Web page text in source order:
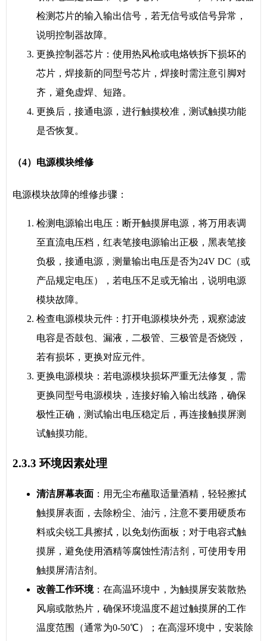
检测芯片的输入输出信号，若无信号或信号异常，
说明控制器故障。
更换控制器芯片：使用热风枪或电烙铁拆下损坏的
芯片，焊接新的同型号芯片，焊接时需注意引脚对
齐，避免虚焊、短路。
更换后，接通电源，进行触摸校准，测试触摸功能
是否恢复。
（4）电源模块维修
电源模块故障的维修步骤：
检测电源输出电压：断开触摸屏电源，将万用表调
至直流电压档，红表笔接电源输出正极，黑表笔接
负极，接通电源，测量输出电压是否为24V DC（或
产品规定电压），若电压不足或无输出，说明电源
模块故障。
检查电源模块元件：打开电源模块外壳，观察滤波
电容是否鼓包、漏液，二极管、三极管是否烧毁，
若有损坏，更换对应元件。
更换电源模块：若电源模块损坏严重无法修复，需
更换同型号电源模块，连接好输入输出线路，确保
极性正确，测试输出电压稳定后，再连接触摸屏测
试触摸功能。
2.3.3 环境因素处理
清洁屏幕表面 ：用无尘布蘸取适量酒精，轻轻擦拭
触摸屏表面，去除粉尘、油污，注意不要用硬质布
料或尖锐工具擦拭，以免划伤面板；对于电容式触
摸屏，避免使用酒精等腐蚀性清洁剂，可使用专用
触摸屏清洁剂。
改善工作环境：在高温环境中，为触摸屏安装散热
风扇或散热片，确保环境温度不超过触摸屏的工作
温度范围（通常为0-50℃）；在高湿环境中，安装除